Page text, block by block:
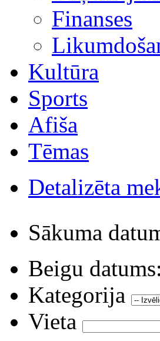
Finanses
Kultūra
Sports
Afiša
Tēmas
Detalizēta
Sākuma
Beigu datums:
Kategorija
Vieta